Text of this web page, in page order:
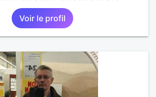
inoubliables.
Voir le profil